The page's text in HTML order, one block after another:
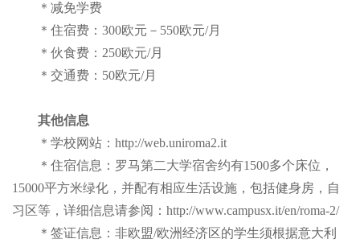
＊减免学费
＊住宿费：300欧元－550欧元/月
＊伙食费：250欧元/月
＊交通费：50欧元/月
其他信息
＊学校网站：http://web.uniroma2.it
＊住宿信息：罗马第二大学宿舍约有1500多个床位，
15000平方米绿化，并配有相应生活设施，包括健身房，自
习区等，详细信息请参阅： http://www.campusx.it/en/roma-2/
＊签证信息：非欧盟/欧洲经济区的学生须根据意大利